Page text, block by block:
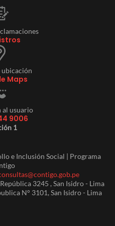
ubicación
Maps
al usuario
9006
1
e Inclusión Social | Programa
3245 , San Isidro - Lima
N° 3101, San Isidro - Lima